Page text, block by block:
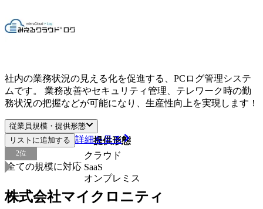
社内の業務状況の見える化を促進する、PCログ管理システ
ムです。 業務改善やセキュリティ管理、テレワーク時の勤
務状況の把握などが可能になり、生産性向上を実現します！
従業員規模・提供形態
従業員規模 提供形態
全ての規模に対応
クラウド
SaaS
オンプレミス
リストに追加する 詳細を見る
2位
株式会社マイクロニティ